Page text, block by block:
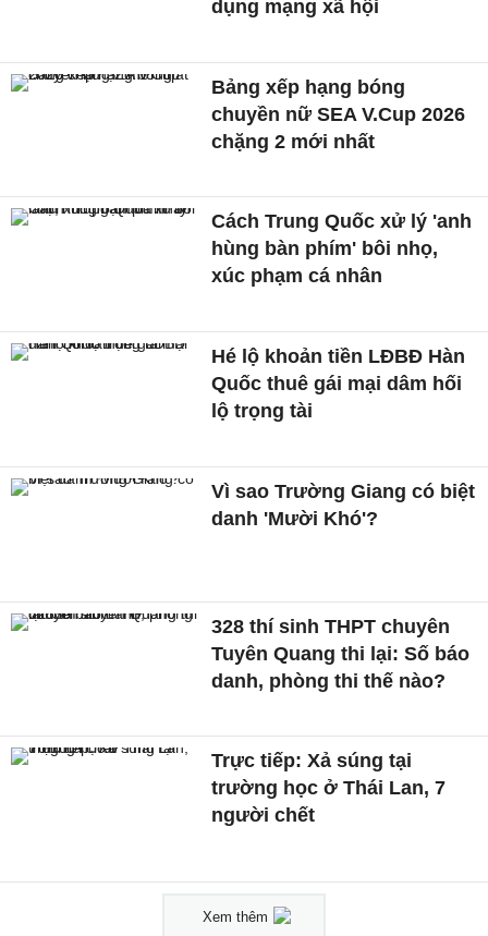
dụng mạng xã hội
Bảng xếp hạng bóng
chuyền nữ SEA V.Cup 2026
chặng 2 mới nhất
Cách Trung Quốc xử lý 'anh
hùng bàn phím' bôi nhọ,
xúc phạm cá nhân
Hé lộ khoản tiền LĐBĐ Hàn
Quốc thuê gái mại dâm hối
lộ trọng tài
Vì sao Trường Giang có biệt
danh 'Mười Khó'?
328 thí sinh THPT chuyên
Tuyên Quang thi lại: Số báo
danh, phòng thi thế nào?
Trực tiếp: Xả súng tại
trường học ở Thái Lan, 7
người chết
Xem thêm